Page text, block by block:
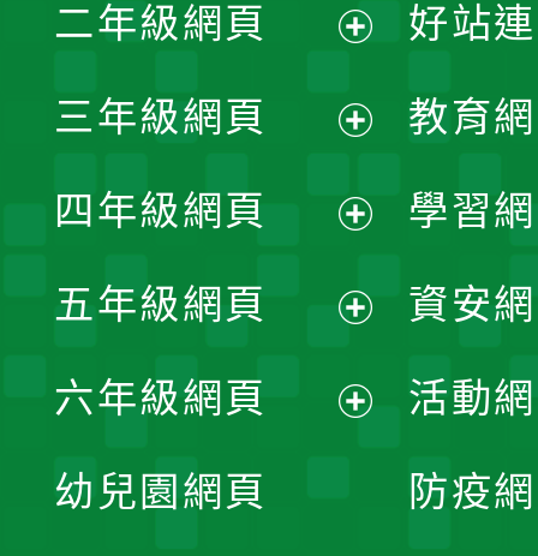
開
選
單
二年級網頁
開
選
單
三年級網頁
開
選
單
四年級網頁
開
選
五年級網頁
開
六年級網頁
幼兒園網頁
好站
教育
學習
資安
活動
防疫